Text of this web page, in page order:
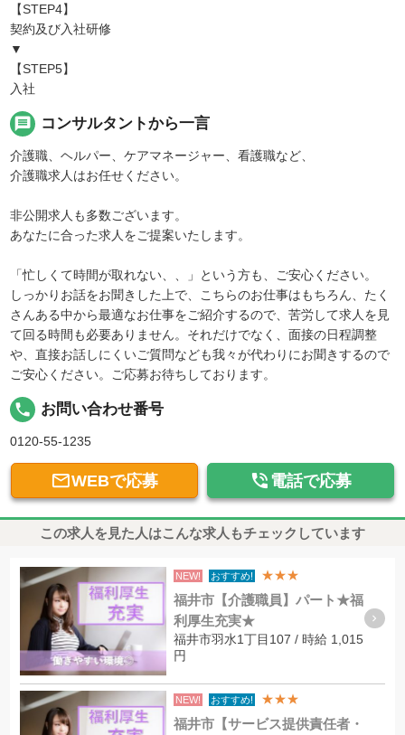
【STEP4】
契約及び入社研修
▼
【STEP5】
入社
message コンサルタントから一言
介護職、ヘルパー、ケアマネージャー、看護職など、
介護職求人はお任せください。
非公開求人も多数ございます。
あなたに合った求人をご提案いたします。
「忙しくて時間が取れない、、」という方も、ご安心ください。
しっかりお話をお聞きした上で、こちらのお仕事はもちろん、たく
さんある中から最適なお仕事をご紹介するので、苦労して求人を見
て回る時間も必要ありません。それだけでなく、面接の日程調整
や、直接お話しにくいご質問なども我々が代わりにお聞きするので
ご安心ください。ご応募お待ちしております。
local_phone お問い合わせ番号
0120-55-1235
WEBで応募  電話で応募
この求人を見た人はこんな求人もチェックしています
NEW! おすすめ! ★★★
福井市【介護職員】パート★福
利厚生充実★
福井市羽水1丁目107 / 時給 1,015
円
NEW! おすすめ! ★★★
福井市【サービス提供責任者・